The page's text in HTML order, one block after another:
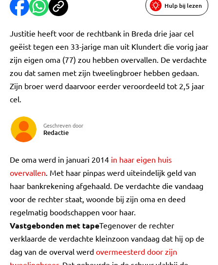
Hulp bij lezen
Justitie heeft voor de rechtbank in Breda drie jaar cel
geëist tegen een 33-jarige man uit Klundert die vorig jaar
zijn eigen oma (77) zou hebben overvallen. De verdachte
zou dat samen met zijn tweelingbroer hebben gedaan.
Zijn broer werd daarvoor eerder veroordeeld tot 2,5 jaar
cel.
Geschreven door
Redactie
De oma werd in januari 2014 in haar eigen huis
overvallen. Met haar pinpas werd uiteindelijk geld van
haar bankrekening afgehaald. De verdachte die vandaag
voor de rechter staat, woonde bij zijn oma en deed
regelmatig boodschappen voor haar.
Vastgebonden met tapeTegenover de rechter
verklaarde de verdachte kleinzoon vandaag dat hij op de
dag van de overval werd overmeesterd door zijn